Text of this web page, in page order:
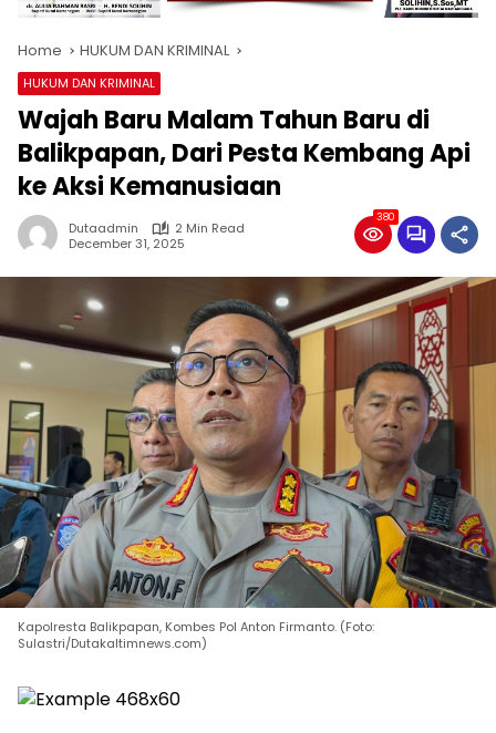
Home HUKUM DAN KRIMINAL
HUKUM DAN KRIMINAL
Wajah Baru Malam Tahun Baru di
Balikpapan, Dari Pesta Kembang Api
ke Aksi Kemanusiaan
Dutaadmin
2 Min Read
December 31, 2025
380
Kapolresta Balikpapan, Kombes Pol Anton Firmanto. (Foto:
Sulastri/Dutakaltimnews.com)